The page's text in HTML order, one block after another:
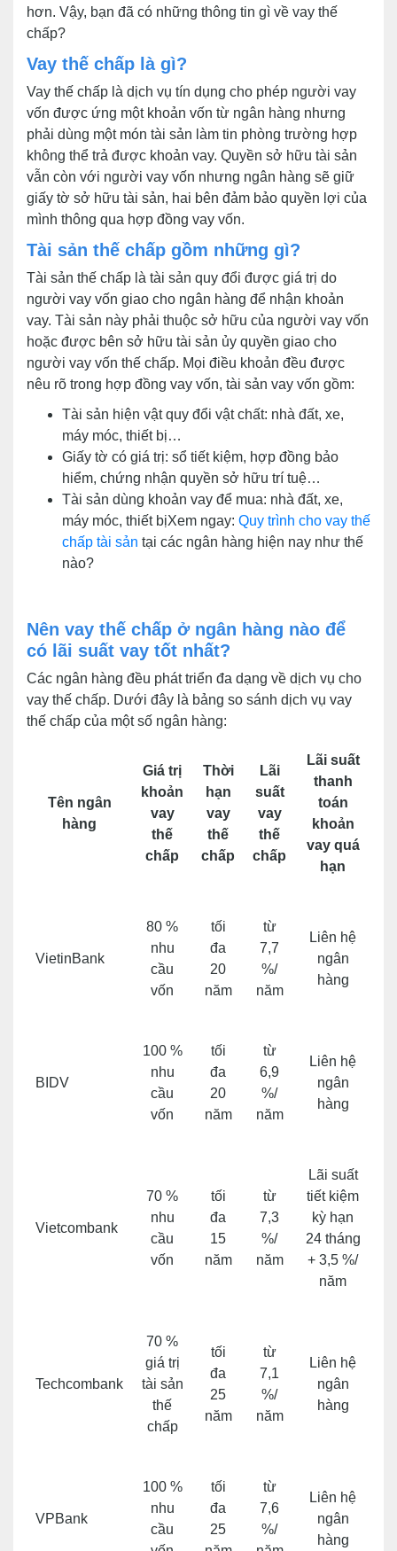
hơn. Vậy, bạn đã có những thông tin gì về vay thế
chấp?
Vay thế chấp là gì?
Vay thế chấp là dịch vụ tín dụng cho phép người vay
vốn được ứng một khoản vốn từ ngân hàng nhưng
phải dùng một món tài sản làm tin phòng trường hợp
không thể trả được khoản vay. Quyền sở hữu tài sản
vẫn còn với người vay vốn nhưng ngân hàng sẽ giữ
giấy tờ sở hữu tài sản, hai bên đảm bảo quyền lợi của
mình thông qua hợp đồng vay vốn.
Tài sản thế chấp gồm những gì?
Tài sản thế chấp là tài sản quy đổi được giá trị do
người vay vốn giao cho ngân hàng để nhận khoản
vay. Tài sản này phải thuộc sở hữu của người vay vốn
hoặc được bên sở hữu tài sản ủy quyền giao cho
người vay vốn thế chấp. Mọi điều khoản đều được
nêu rõ trong hợp đồng vay vốn, tài sản vay vốn gồm:
Tài sản hiện vật quy đổi vật chất: nhà đất, xe,
máy móc, thiết bị…
Giấy tờ có giá trị: sổ tiết kiệm, hợp đồng bảo
hiểm, chứng nhận quyền sở hữu trí tuệ…
Tài sản dùng khoản vay để mua: nhà đất, xe,
máy móc, thiết bịXem ngay: Quy trình cho vay thế
chấp tài sản tại các ngân hàng hiện nay như thế
nào?
Nên vay thế chấp ở ngân hàng nào để
có lãi suất vay tốt nhất?
Các ngân hàng đều phát triển đa dạng về dịch vụ cho
vay thế chấp. Dưới đây là bảng so sánh dịch vụ vay
thế chấp của một số ngân hàng:
Tên ngân
hàng
Giá trị
khoản
vay
thế
chấp
Thời
hạn
vay
thế
chấp
Lãi
suất
vay
thế
chấp
Lãi suất
thanh
toán
khoản
vay quá
hạn
VietinBank
80 %
nhu
cầu
vốn
tối
đa
20
năm
từ
7,7
%/
năm
Liên hệ
ngân
hàng
BIDV
100 %
nhu
cầu
vốn
tối
đa
20
năm
từ
6,9
%/
năm
Liên hệ
ngân
hàng
Vietcombank
70 %
nhu
cầu
vốn
tối
đa
15
năm
từ
7,3
%/
năm
Lãi suất
tiết kiệm
kỳ hạn
24 tháng
+ 3,5 %/
năm
Techcombank
70 %
giá trị
tài sản
thế
chấp
tối
đa
25
năm
từ
7,1
%/
năm
Liên hệ
ngân
hàng
VPBank
100 %
nhu
cầu
tối
đa
25
từ
7,6
%/
Liên hệ
ngân
hàng